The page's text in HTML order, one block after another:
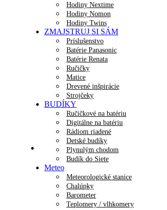
Hodiny Nextime
Hodiny Nomon
Hodiny Twins
ZMAJSTRUJ SI SÁM
Príslušenstvo
Batérie Panasonic
Batérie Renata
Ručičky
Matice
Drevené inšpirácie
Strojčeky
BUDÍKY
Ručičkové na batériu
Digitálne na batériu
Rádiom riadené
Detské budíky
Plynulým chodom
Budík do Siete
Meteo
Meteorologické stanice
Chalúpky
Barometer
Teplomery / vlhkomery